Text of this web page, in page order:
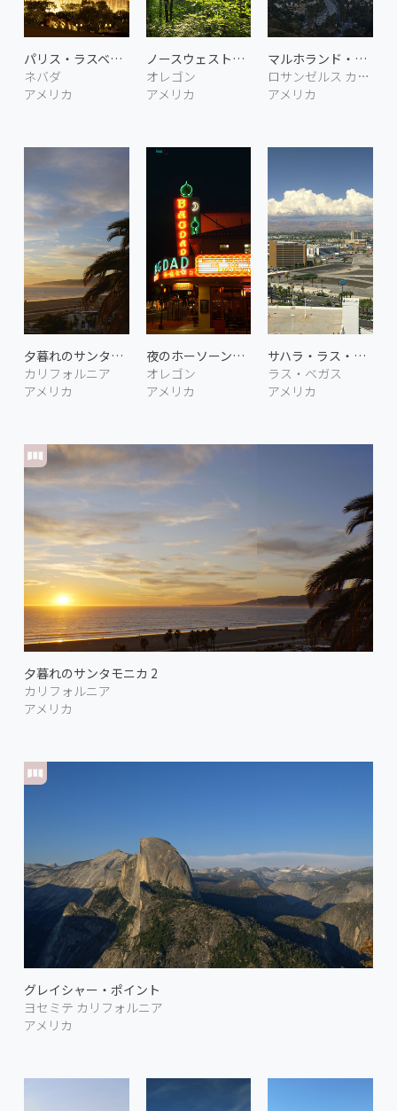
パリス・ラスベガス
ネバダ
アメリカ
ノースウェスト・ポートランドの森林 2
オレゴン
アメリカ
マルホランド・ドライブからの眺め
ロサンゼルス カリフォルニア
アメリカ
夕暮れのサンタモニカ 3
カリフォルニア
アメリカ
夜のホーソーン・ブルバード通り
オレゴン
アメリカ
夕暮れのサンタモニカ 2
カリフォルニア
アメリカ
サハラ・ラス・ベガスからの眺め
ラス・ベガス
アメリカ
グレイシャー・ポイント
ヨセミテ カリフォルニア
アメリカ